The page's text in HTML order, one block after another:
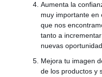
Aumenta la
muy importante en
que nos
tanto a
nuevas
Mejora tu imagen
de los productos y